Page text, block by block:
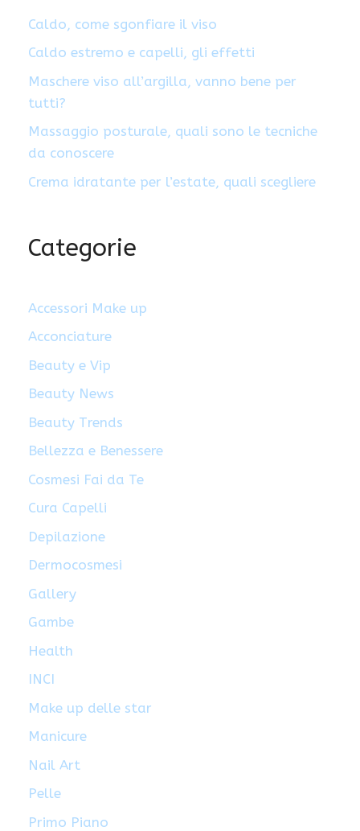
Caldo, come sgonfiare il viso
Caldo estremo e capelli, gli effetti
Maschere viso all’argilla, vanno bene per
tutti?
Massaggio posturale, quali sono le tecniche
da conoscere
Crema idratante per l’estate, quali scegliere
Categorie
Accessori Make up
Acconciature
Beauty e Vip
Beauty News
Beauty Trends
Bellezza e Benessere
Cosmesi Fai da Te
Cura Capelli
Depilazione
Dermocosmesi
Gallery
Gambe
Health
INCI
Make up delle star
Manicure
Nail Art
Pelle
Primo Piano